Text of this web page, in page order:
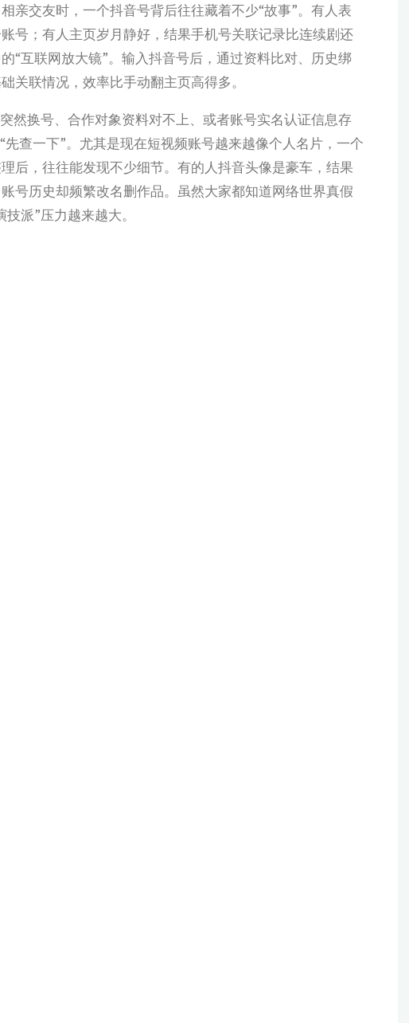
亲交友时，一个抖音号背后往往藏着不少“故事”。有人表
号；有人主页岁月静好，结果手机号关联记录比连续剧还
“互联网放大镜”。输入抖音号后，通过资料比对、历史绑
关联情况，效率比手动翻主页高得多。
然换号、合作对象资料对不上、或者账号实名认证信息存
查一下”。尤其是现在短视频账号越来越像个人名片，一个
后，往往能发现不少细节。有的人抖音头像是豪车，结果
号历史却频繁改名删作品。虽然大家都知道网络世界真假
派”压力越来越大。